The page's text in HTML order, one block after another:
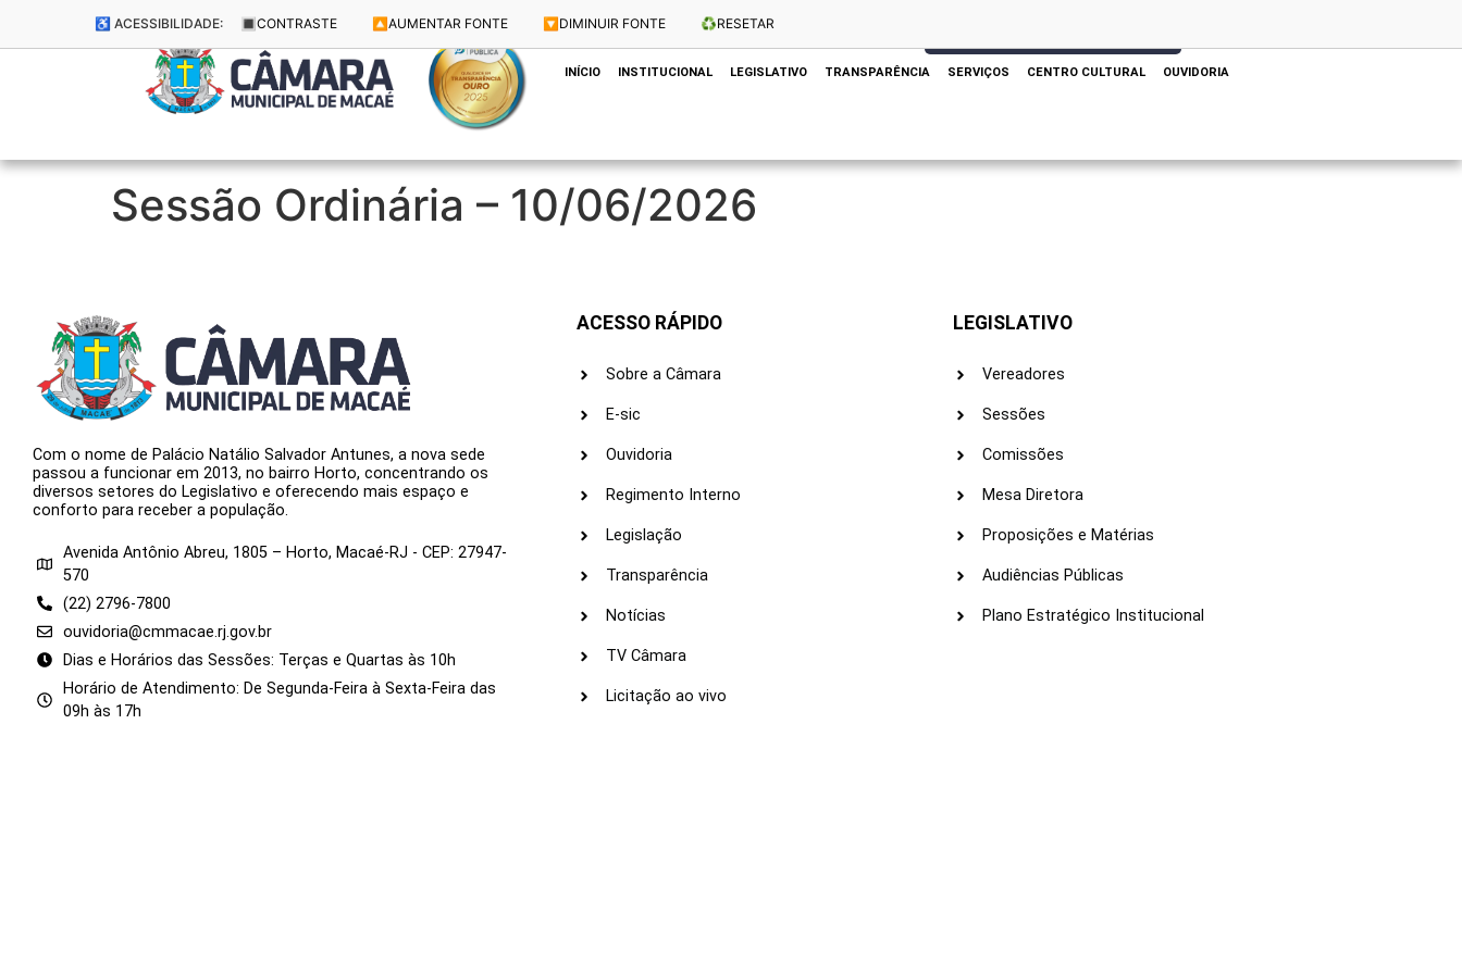
♿ ACESSIBILIDADE: 🔳 CONTRASTE 🔼 AUMENTAR FONTE 🔽 DIMINUIR FONTE ♻️RESETAR
Dias e Horários das Sessões: Terças e Quartas às 10h
INÍCIO INSTITUCIONAL LEGISLATIVO TRANSPARÊNCIA SERVIÇOS CENTRO CULTURAL OUVIDORIA
Sessão Ordinária – 10/06/2026
Com o nome de Palácio Natálio Salvador Antunes, a nova sede
passou a funcionar em 2013, no bairro Horto, concentrando os
diversos setores do Legislativo e oferecendo mais espaço e
conforto para receber a população.
Avenida Antônio Abreu, 1805 – Horto, Macaé-RJ - CEP: 27947-
570
(22) 2796-7800
ouvidoria@cmmacae.rj.gov.br
Dias e Horários das Sessões: Terças e Quartas às 10h
Horário de Atendimento: De Segunda-Feira à Sexta-Feira das
09h às 17h
ACESSO RÁPIDO
Sobre a Câmara
E-sic
Ouvidoria
Regimento Interno
Legislação
Transparência
Notícias
TV Câmara
Licitação ao vivo
LEGISLATIVO
Vereadores
Sessões
Comissões
Mesa Diretora
Proposições e Matérias
Audiências Públicas
Plano Estratégico Institucional